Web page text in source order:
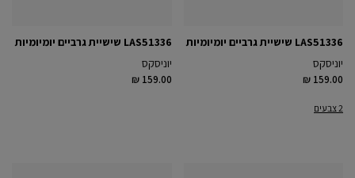
LAS51336 שישיית גרביים יומיומיות
יוניסקס
₪ 159.00
2 צבעים
LAS51336 שישיית גרביים יומיומיות
יוניסקס
₪ 159.00